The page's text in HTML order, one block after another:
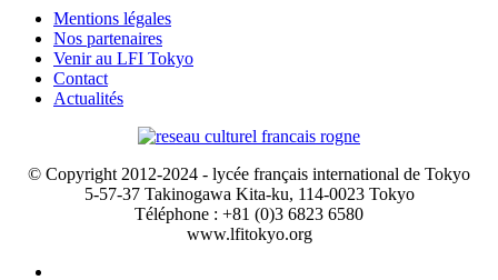
Mentions légales
Nos partenaires
Venir au LFI Tokyo
Contact
Actualités
© Copyright 2012-2024 - lycée français international de Tokyo
5-57-37 Takinogawa Kita-ku, 114-0023 Tokyo
Téléphone : +81 (0)3 6823 6580
www.lfitokyo.org